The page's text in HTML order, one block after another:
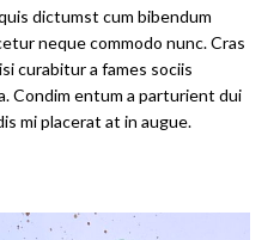
dictumst cum bibendum
neque commodo nunc. Cras
curabitur a fames sociis
Condim entum a parturient dui
mi placerat at in augue.